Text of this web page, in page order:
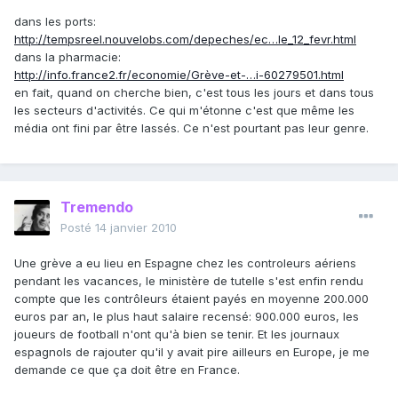
dans les ports:
http://tempsreel.nouvelobs.com/depeches/ec…le_12_fevr.html
dans la pharmacie:
http://info.france2.fr/economie/Grève-et-…i-60279501.html
en fait, quand on cherche bien, c'est tous les jours et dans tous
les secteurs d'activités. Ce qui m'étonne c'est que même les
média ont fini par être lassés. Ce n'est pourtant pas leur genre.
Tremendo
Posté 14 janvier 2010
Une grève a eu lieu en Espagne chez les controleurs aériens
pendant les vacances, le ministère de tutelle s'est enfin rendu
compte que les contrôleurs étaient payés en moyenne 200.000
euros par an, le plus haut salaire recensé: 900.000 euros, les
joueurs de football n'ont qu'à bien se tenir. Et les journaux
espagnols de rajouter qu'il y avait pire ailleurs en Europe, je me
demande ce que ça doit être en France.